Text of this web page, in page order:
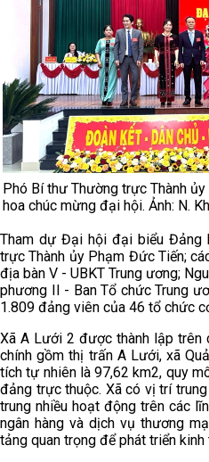
Phó Bí thư Thường trực Thành
hoa chúc mừng đại hội. Ảnh: N.
Tham dự Đại hội đại biểu
trực Thành ủy Phạm Đức Tiến;
địa bàn V - UBKT Trung ương;
phương II - Ban Tổ chức Trung
1.809 đảng viên của 46 tổ chức
Xã A Lưới 2 được thành lập trên
chính gồm thị trấn A Lưới, xã
tích tự nhiên là 97,62 km2, quy
đảng trực thuộc. Xã có vị trí
trung nhiều hoạt động trên các
ngân hàng và dịch vụ thương
tảng quan trọng để phát triển